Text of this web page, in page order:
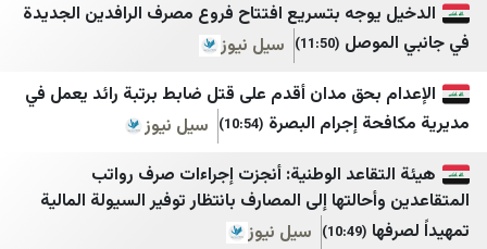
خبرگزاری مهر
ایسنا
اخبار فوری
اطلاعات آنلاین
اصلاحات‌ نیوز
عدن الحدث
سما عدن الإخبارية
عدن تايم
حضرموت21
الأمناء نت
بتسريع افتتاح فروع مصرف الرافدين الجديدة
(11:50)
سيل نيوز
بحق مدان أقدم على قتل ضابط برتبة رائد يعمل في
إجرام البصرة (10:54)
سيل نيوز
الوطنية: أنجزت إجراءات صرف رواتب
إلى المصارف بانتظار توفير السيولة المالية
(10:49)
سيل نيوز